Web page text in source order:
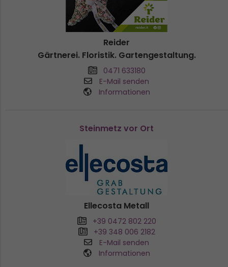
Reider
Gärtnerei. Floristik. Gartengestaltung.
0471 633180
E-Mail senden
Informationen
Steinmetz vor Ort
Ellecosta Metall
+39 0472 802 220
+39 348 006 2182
E-Mail senden
Informationen